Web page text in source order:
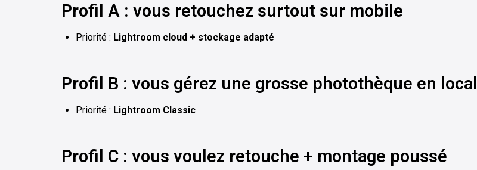
Profil A : vous retouchez surtout sur mobile
Priorité : Lightroom cloud + stockage adapté
Profil B : vous gérez une grosse photothèque en local
Priorité : Lightroom Classic
Profil C : vous voulez retouche + montage poussé